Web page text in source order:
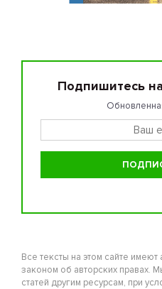
Подпишитесь
Все тексты на этом сайте
законом об авторских правах.
статей другим ресурсам, при